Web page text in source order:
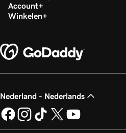
Account
Winkelen
Nederland - Nederlands